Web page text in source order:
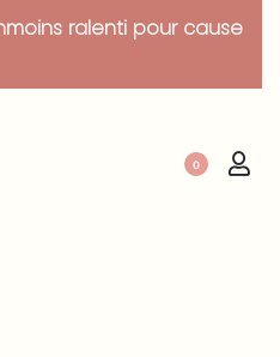
ralenti pour cause
0